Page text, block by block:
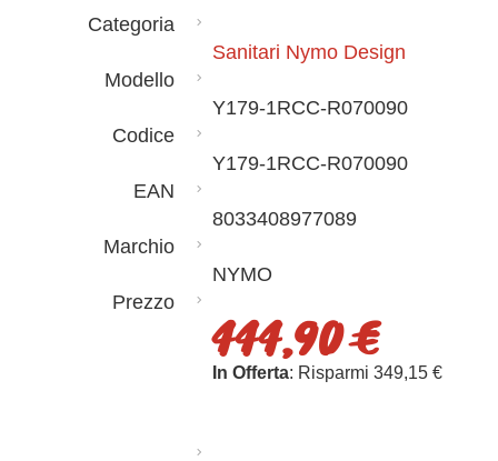
Categoria
Sanitari Nymo Design
Modello
Y179-1RCC-R070090
Codice
Y179-1RCC-R070090
EAN
8033408977089
Marchio
NYMO
Prezzo
444,90 €
In Offerta: Risparmi 349,15 €